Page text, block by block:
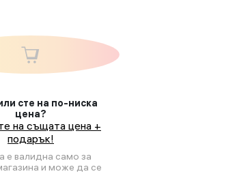
сте на по-ниска
цена?
на същата цена +
подарък!
е валидна само за
и може да се